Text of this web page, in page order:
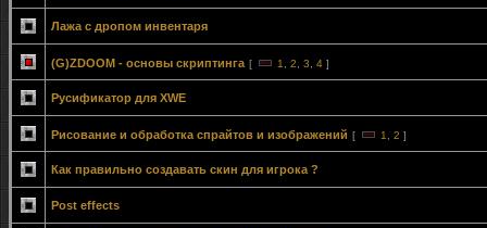
Лажа с дропом инвентаря
(G)ZDOOM - основы скриптинга [ 1 2 3 4 ]
Русификатор для XWE
Рисование и обработка спрайтов и изображений [ 1 2 ]
Как правильно создавать скин для игрока ?
Post effects